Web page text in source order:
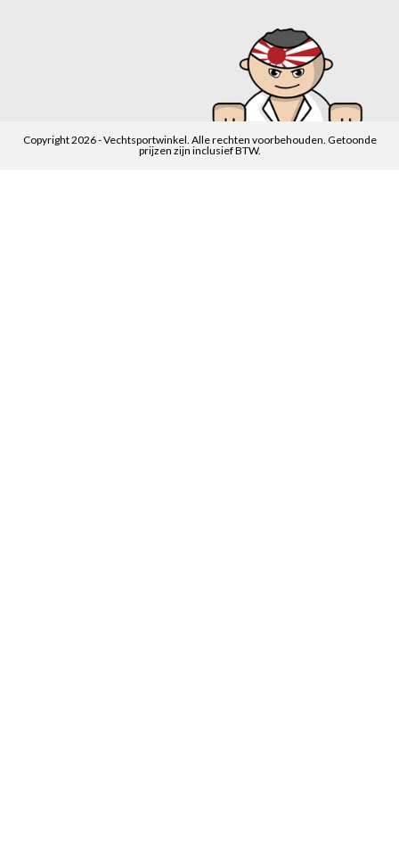
Copyright 2026 - Vechtsportwinkel. Alle rechten voorbehouden. Getoonde
prijzen zijn inclusief BTW.